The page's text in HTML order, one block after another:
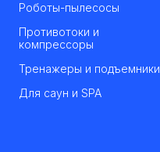
Роботы-пылесосы
Противотоки и
компрессоры
Тренажеры и подъемники
Для саун и SPA